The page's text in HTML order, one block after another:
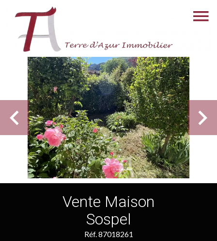
Vente Maison
Sospel
Réf. 87018261